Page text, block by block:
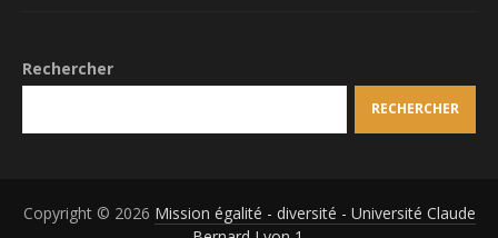
Rechercher
RECHERCHER
Copyright © 2026 Mission égalité - diversité - Université Claude